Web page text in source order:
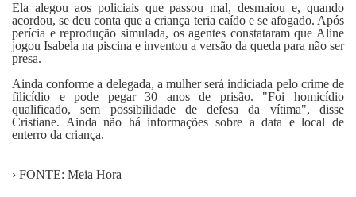
Ela alegou aos policiais que passou mal, desmaiou e, quando
acordou, se deu conta que a criança teria caído e se afogado. Após
perícia e reprodução simulada, os agentes constataram que Aline
jogou Isabela na piscina e inventou a versão da queda para não ser
presa.
Ainda conforme a delegada, a mulher será indiciada pelo crime de
filicídio e pode pegar 30 anos de prisão. "Foi homicídio
qualificado, sem possibilidade de defesa da vítima", disse
Cristiane. Ainda não há informações sobre a data e local de
enterro da criança.
› FONTE: Meia Hora